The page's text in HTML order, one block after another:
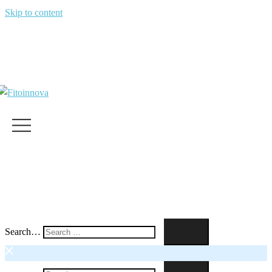
Skip to content
Search…